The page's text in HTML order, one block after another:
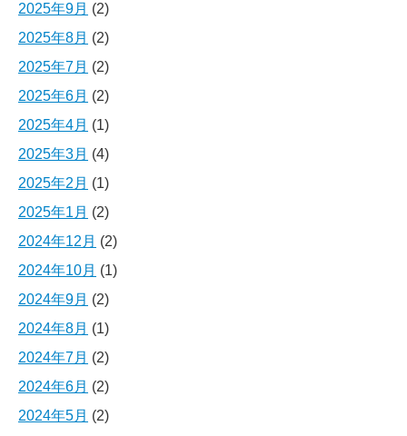
2025年9月 (2)
2025年8月 (2)
2025年7月 (2)
2025年6月 (2)
2025年4月 (1)
2025年3月 (4)
2025年2月 (1)
2025年1月 (2)
2024年12月 (2)
2024年10月 (1)
2024年9月 (2)
2024年8月 (1)
2024年7月 (2)
2024年6月 (2)
2024年5月 (2)